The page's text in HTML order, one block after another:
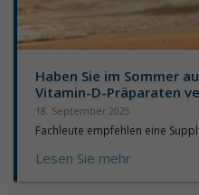
Haben Sie im Sommer
Vitamin-D-Präparaten
18. September 2025
Fachleute empfehlen eine
Lesen Sie mehr